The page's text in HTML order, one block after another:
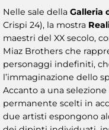
Nelle sale della Galleria
Crispi 24), la mostra
maestri del XX secolo,
Miaz Brothers che
personaggi indefiniti,
l’immaginazione dello
Accanto a una
permanente scelti in
due artisti espongono